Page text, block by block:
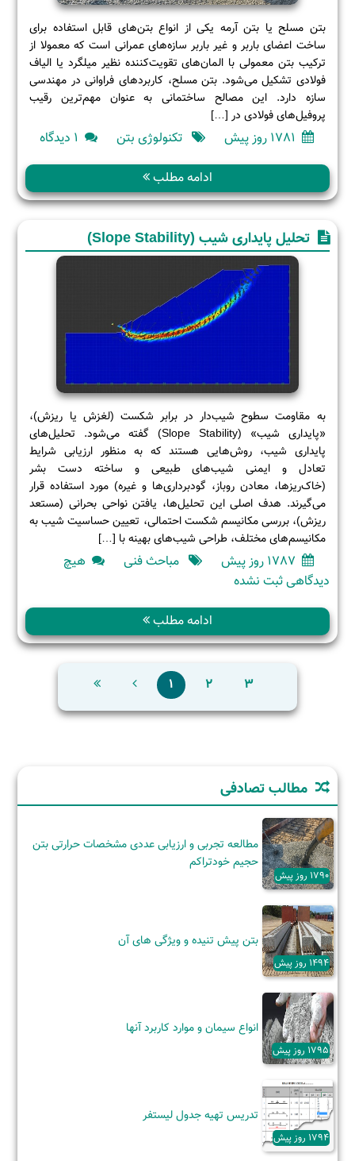
بتن مسلح یا بتن آرمه یکی از انواع بتن‌های قابل استفاده برای
ساخت اعضای باربر و غیر باربر سازه‌های عمرانی است که معمولا از
ترکیب بتن معمولی با المان‌های تقویت‌کننده نظیر میلگرد یا الیاف
فولادی تشکیل می‌شود. بتن مسلح، کاربردهای فراوانی در مهندسی
سازه دارد. این مصالح ساختمانی به عنوان مهم‌ترین رقیب
پروفیل‌های فولادی در […]
1781 روز پیش تکنولوژی بتن ۱ دیدگاه
برای
مسلح
چیست
انواع،
ادامه مطلب
تحلیل پایداری شیب (Slope Stability)
به مقاومت سطوح شیب‌دار در برابر شکست (لغزش یا ریزش)،
«پایداری شیب» (Slope Stability) گفته می‌شود. تحلیل‌های
پایداری شیب، روش‌هایی هستند که به منظور ارزیابی شرایط
تعادل و ایمنی شیب‌های طبیعی و ساخته دست بشر
(خاک‌ریزها، معادن روباز، گودبرداری‌ها و غیره) مورد استفاده قرار
می‌گیرند. هدف اصلی این تحلیل‌ها، یافتن نواحی بحرانی (مستعد
ریزش)، بررسی مکانیسم شکست احتمالی، تعیین حساسیت شیب به
مکانیسم‌های مختلف، طراحی شیب‌های بهینه با […]
1787 روز پیش مباحث فنی
هیچ
دیدگاهیبرای
شیب
Stability)
ثبت نشده
ادامه مطلب
1 2 3
مطالب تصادفی
1790 روز پیش
مطالعه تجربی و ارزیابی عددی مشخصات حرارتی بتن
حجیم خودتراکم
1494 روز پیش
بتن پیش تنیده و ویژگی‌ های آن
1795 روز پیش
انواع سیمان و موارد کاربرد آنها
1794 روز پیش
تدریس تهیه جدول لیستفر